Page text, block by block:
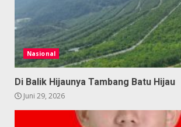
Nasional
Di Balik Hijaunya Tambang Batu Hijau
Juni 29, 2026